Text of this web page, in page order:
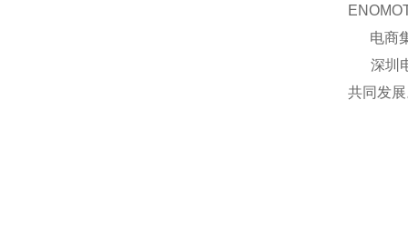
电商集
深圳电
共同发